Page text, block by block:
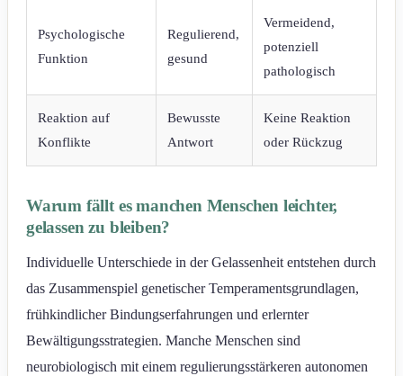
Psychologische
Funktion
Regulierend,
gesund
Vermeidend,
potenziell
pathologisch
Reaktion auf
Konflikte
Bewusste
Antwort
Keine Reaktion
oder Rückzug
Warum fällt es manchen Menschen leichter,
gelassen zu bleiben?
Individuelle Unterschiede in der Gelassenheit entstehen durch
das Zusammenspiel genetischer Temperamentsgrundlagen,
frühkindlicher Bindungserfahrungen und erlernter
Bewältigungsstrategien. Manche Menschen sind
neurobiologisch mit einem regulierungsstärkeren autonomen